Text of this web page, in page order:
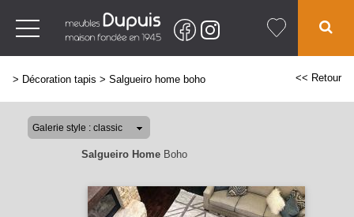
> Décoration tapis > Salgueiro home boho << Retour
Salgueiro HomeBoho